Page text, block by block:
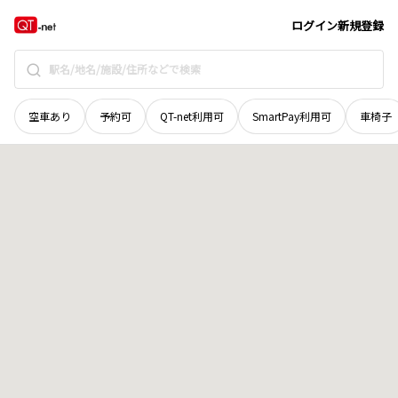
ログイン新規登録
空車あり 予約可 QT-net利用可 SmartPay利用可 車椅子
宮城県